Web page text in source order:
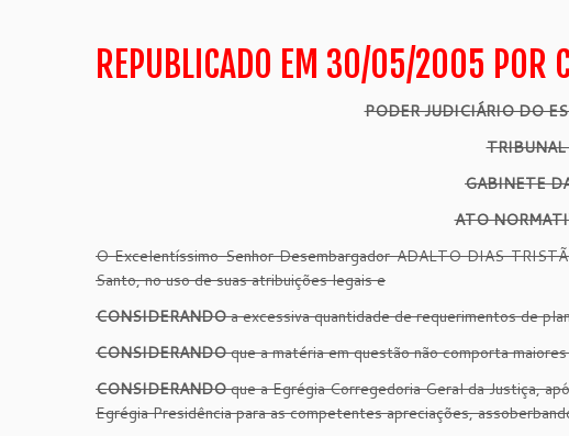
REPUBLICADO EM 30/05/2005 POR
PODER JUDICIÁRIO DO
GABINETE
ATO
O Excelentíssimo Senhor Desembargador ADALTO DIAS
Santo, no uso de suas atribuições legais e
CONSIDERANDOa excessiva quantidade de requerimentos de
CONSIDERANDOque a matéria em questão não comporta
CONSIDERANDOque a Egrégia Corregedoria Geral da Justiça,
Egrégia Presidência para as competentes apreciações,